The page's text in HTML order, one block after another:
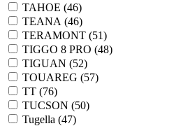
TAHOE (46)
TEANA (46)
TERAMONT (51)
TIGGO 8 PRO (48)
TIGUAN (52)
TOUAREG (57)
TT (76)
TUCSON (50)
Tugella (47)